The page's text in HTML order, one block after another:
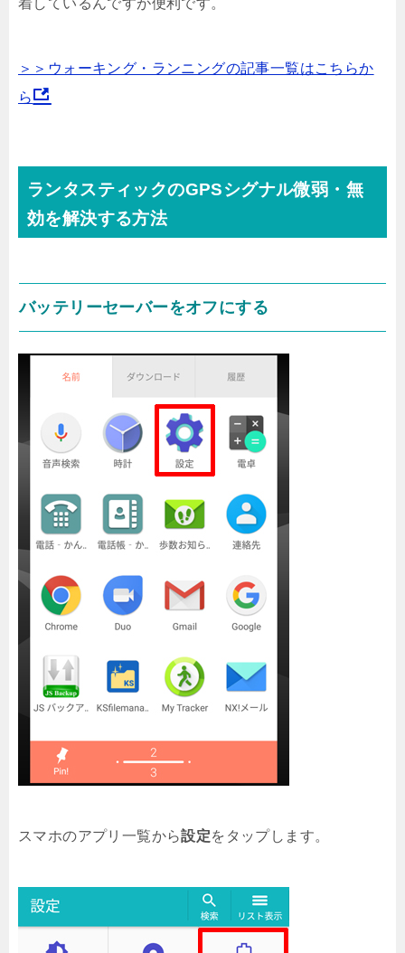
着しているんですが便利です。
＞＞ウォーキング・ランニングの記事一覧はこちらか
ら
ランタスティックのGPSシグナル微弱・無
効を解決する方法
バッテリーセーバーをオフにする
スマホのアプリ一覧から設定をタップします。